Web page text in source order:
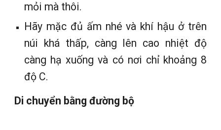
mỏi mà thôi.
Hãy mặc đủ ấm nhé và khí hậu ở trên
núi khá thấp, càng lên cao nhiệt độ
càng hạ xuống và có nơi chỉ khoảng 8
độ C.
Di chuyển bằng đường bộ